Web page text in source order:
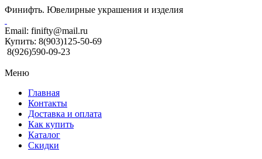
Финифть. Ювелирные украшения и изделия
Email: finifty@mail.ru
Купить: 8(903)125-50-69
8(926)590-09-23
Меню
Главная
Контакты
Доставка и оплата
Как купить
Каталог
Скидки